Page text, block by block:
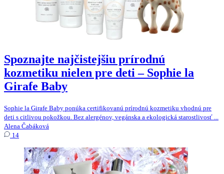
Spoznajte najčistejšiu prírodnú
kozmetiku nielen pre deti – Sophie la
Girafe Baby
Sophie la Girafe Baby ponúka certifikovanú prírodnú kozmetiku vhodnú pre
deti s citlivou pokožkou. Bez alergénov, vegánska a ekologická starostlivosť ...
Alena Čabáková
14